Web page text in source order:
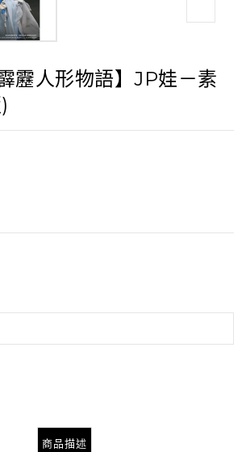
靂人形物語】JP娃－素
商品描述